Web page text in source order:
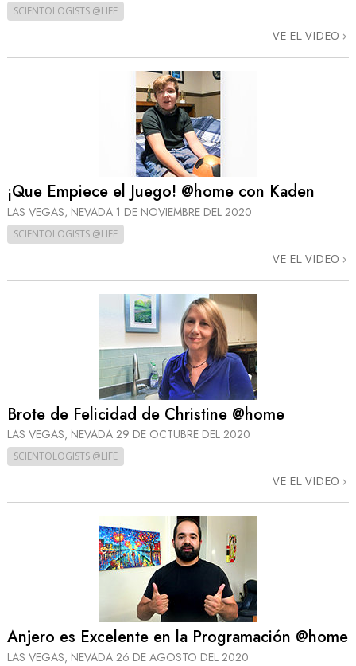
SCIENTOLOGISTS @LIFE
VE EL VIDEO
¡Que Empiece el Juego! @home con Kaden
LAS VEGAS, NEVADA 1 DE NOVIEMBRE DEL 2020
SCIENTOLOGISTS @LIFE
VE EL VIDEO
Brote de Felicidad de Christine @home
LAS VEGAS, NEVADA 29 DE OCTUBRE DEL 2020
SCIENTOLOGISTS @LIFE
VE EL VIDEO
Anjero es Excelente en la Programación @home
LAS VEGAS, NEVADA 26 DE AGOSTO DEL 2020